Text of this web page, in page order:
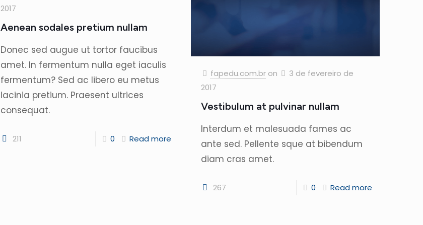
2017
Aenean sodales pretium nullam
Donec sed augue ut tortor faucibus
amet. In fermentum nulla eget iaculis
fermentum? Sed ac libero eu metus
lacinia pretium. Praesent ultrices
consequat.
211 0 Read more
fapedu.com.br on
3 de fevereiro de
2017
Vestibulum at pulvinar nullam
Interdum et malesuada fames ac
ante sed. Pellente sque at bibendum
diam cras amet.
267 0 Read more